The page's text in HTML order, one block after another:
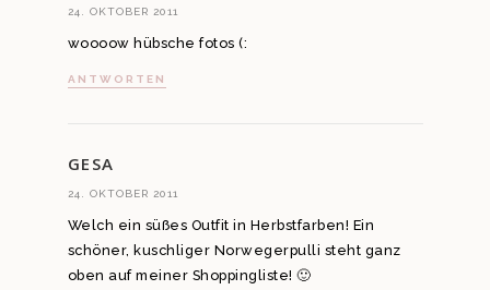
24. OKTOBER 2011
woooow hübsche fotos (:
ANTWORTEN
GESA
24. OKTOBER 2011
Welch ein süßes Outfit in Herbstfarben! Ein
schöner, kuschliger Norwegerpulli steht ganz
oben auf meiner Shoppingliste! 🙂